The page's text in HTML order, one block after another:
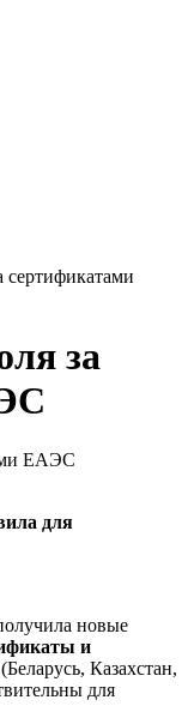
сертификатами
за
для
новые
и
Казахстан,
для